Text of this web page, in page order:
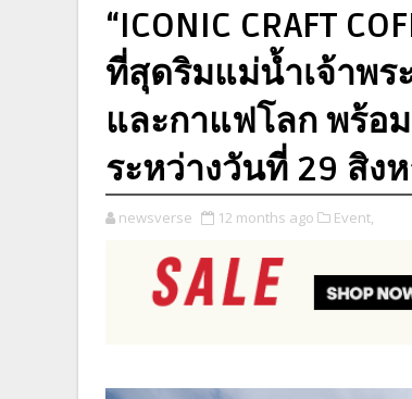
“ICONIC CRAFT
ที่สุดริมแม่น้ำเจ้าพร
และกาแฟโลก พร้
ระหว่างวันที่ 29 สิง
newsverse 12 months ago Event,